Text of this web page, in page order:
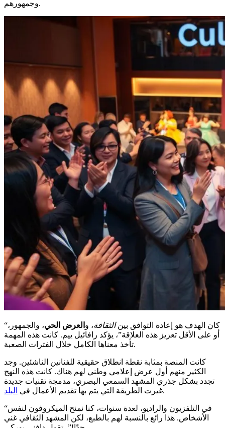
وجمهورهم.
“كان الهدف هو إعادة التوافق بينالثقافة، و العرض الحي، والجمهور،
أو على الأقل تعزيز هذه العلاقة”، يؤكد رافائيل ييم. كانت هذه المهمة
تأخذ معناها الكامل خلال الفترات الصعبة.
كانت المنصة بمثابة نقطة انطلاق حقيقية للفنانين الناشئين. وجد
الكثير منهم أول عرض إعلامي وطني لهم هناك. كانت هذه النهج
تجدد بشكل جذري المشهد السمعي البصري، مدمجة تقنيات جديدة
غيرت الطريقة التي يتم بها تقديم الأعمال في البلد .
“في التلفزيون والراديو، لعدة سنوات، كنا نمنح الميكروفون لنفس
الأشخاص. هذا رائع بالنسبة لهم بالطبع، لكن المشهد الثقافي غني